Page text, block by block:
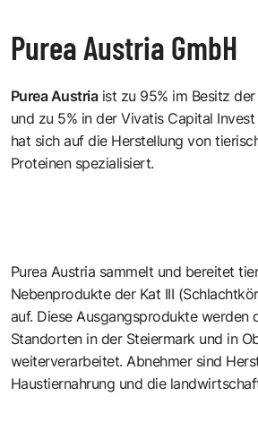
Purea Austria GmbH
Purea Austriaist zu 95% im Besitz
und zu 5% in der Vivatis Capital
hat sich auf die Herstellung von
Proteinen spezialisiert.
Purea Austria sammelt und bereitet
Nebenprodukte der Kat III
auf. Diese Ausgangsprodukte werden
Standorten in der Steiermark und in
weiterverarbeitet. Abnehmer sind
Haustiernahrung und die